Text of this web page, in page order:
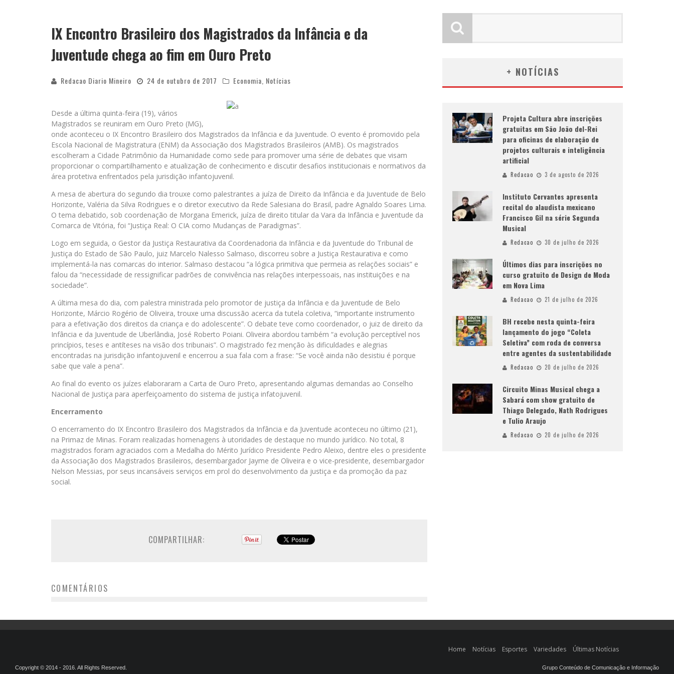
P
ROJETA CULTURA ABRE INSCRIÇÕES GRATUITAS EM SÃO JOÃO DEL-REI PARA OFICINAS DE ELABORAÇÃO DE PROJETOS CULTURAIS E INTELIGÊNCIA ARTIFICIAL
IX Encontro Brasileiro dos Magistrados da Infância e da
Juventude chega ao fim em Ouro Preto
Redacao Diario Mineiro 24 de outubro de 2017 Economia Notícias
Desde a última quinta-feira (19), vários
Magistrados se reuniram em Ouro Preto (MG),
onde aconteceu o IX Encontro Brasileiro dos Magistrados da Infância e da Juventude. O evento é promovido pela
Escola Nacional de Magistratura (ENM) da Associação dos Magistrados Brasileiros (AMB). Os magistrados
escolheram a Cidade Patrimônio da Humanidade como sede para promover uma série de debates que visam
proporcionar o compartilhamento e atualização de conhecimento e discutir desafios institucionais e normativos da
área protetiva enfrentados pela jurisdição infantojuvenil.
A mesa de abertura do segundo dia trouxe como palestrantes a juíza de Direito da Infância e da Juventude de Belo
Horizonte, Valéria da Silva Rodrigues e o diretor executivo da Rede Salesiana do Brasil, padre Agnaldo Soares Lima.
O tema debatido, sob coordenação de Morgana Emerick, juíza de direito titular da Vara da Infância e Juventude da
Comarca de Vitória, foi “Justiça Real: O CIA como Mudanças de Paradigmas”.
Logo em seguida, o Gestor da Justiça Restaurativa da Coordenadoria da Infância e da Juventude do Tribunal de
Justiça do Estado de São Paulo, juiz Marcelo Nalesso Salmaso, discorreu sobre a Justiça Restaurativa e como
implementá-la nas comarcas do interior. Salmaso destacou “a lógica primitiva que permeia as relações sociais” e
falou da “necessidade de ressignificar padrões de convivência nas relações interpessoais, nas instituições e na
sociedade”.
A última mesa do dia, com palestra ministrada pelo promotor de justiça da Infância e da Juventude de Belo
Horizonte, Márcio Rogério de Oliveira, trouxe uma discussão acerca da tutela coletiva, “importante instrumento
para a efetivação dos direitos da criança e do adolescente”. O debate teve como coordenador, o juiz de direito da
Infância e da Juventude de Uberlândia, José Roberto Poiani. Oliveira abordou também “a evolução perceptível nos
princípios, teses e antíteses na visão dos tribunais”. O magistrado fez menção às dificuldades e alegrias
encontradas na jurisdição infantojuvenil e encerrou a sua fala com a frase: “Se você ainda não desistiu é porque
sabe que vale a pena”.
Ao final do evento os juízes elaboraram a Carta de Ouro Preto, apresentando algumas demandas ao Conselho
Nacional de Justiça para aperfeiçoamento do sistema de justiça infatojuvenil.
Encerramento
O encerramento do IX Encontro Brasileiro dos Magistrados da Infância e da Juventude aconteceu no último (21),
na Primaz de Minas. Foram realizadas homenagens à utoridades de destaque no mundo jurídico. No total, 8
magistrados foram agraciados com a Medalha do Mérito Jurídico Presidente Pedro Aleixo, dentre eles o presidente
da Associação dos Magistrados Brasileiros, desembargador Jayme de Oliveira e o vice-presidente, desembargador
Nelson Messias, por seus incansáveis serviços em prol do desenvolvimento da justiça e da promoção da paz
social.
COMPARTILHAR:
COMENTÁRIOS
+ NOTÍCIAS
Projeta Cultura abre inscrições
gratuitas em São João del-Rei
para oficinas de elaboração de
projetos culturais e inteligência
artificial
Redacao 3 de agosto de 2026
Instituto Cervantes apresenta
recital do alaudista mexicano
Francisco Gil na série Segunda
Musical
Redacao 30 de julho de 2026
Últimos dias para inscrições no
curso gratuito de Design de Moda
em Nova Lima
Redacao 21 de julho de 2026
BH recebe nesta quinta-feira
lançamento do jogo “Coleta
Seletiva” com roda de conversa
entre agentes da sustentabilidade
Redacao 20 de julho de 2026
Circuito Minas Musical chega a
Sabará com show gratuito de
Thiago Delegado, Nath Rodrigues
e Tulio Araujo
Redacao 20 de julho de 2026
Home Notícias Esportes Variedades Últimas Notícias
Copyright © 2014 - 2016. All Rights Reserved. Grupo Conteúdo de Comunicação e Informação